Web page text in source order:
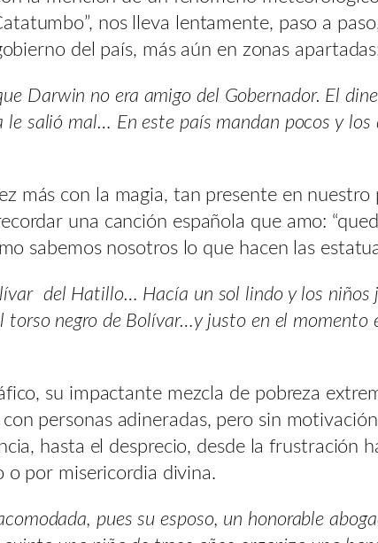
nos lleva lentamente, paso a
del país, más aún en zonas
Darwin no era amigo del Gobernador. El
le salió mal… En este país mandan pocos y
más con la magia, tan presente en
una canción española que amo:
sabemos nosotros lo que hacen las
del Hatillo… Hacía un sol lindo y los
negro de Bolívar…y justo en el momento
su impactante mezcla de pobreza
personas adineradas, pero sin
hasta el desprecio, desde la frustración
o por misericordia divina.
pues su esposo, un honorable